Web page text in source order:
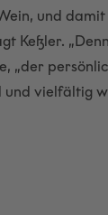
und
Keßler.
„der
und vielfältig